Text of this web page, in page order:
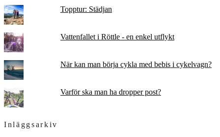
Topptur: Städjan
Vattenfallet i Röttle - en enkel utflykt
När kan man börja cykla med bebis i cykelvagn?
Varför ska man ha dropper post?
Inläggsarkiv